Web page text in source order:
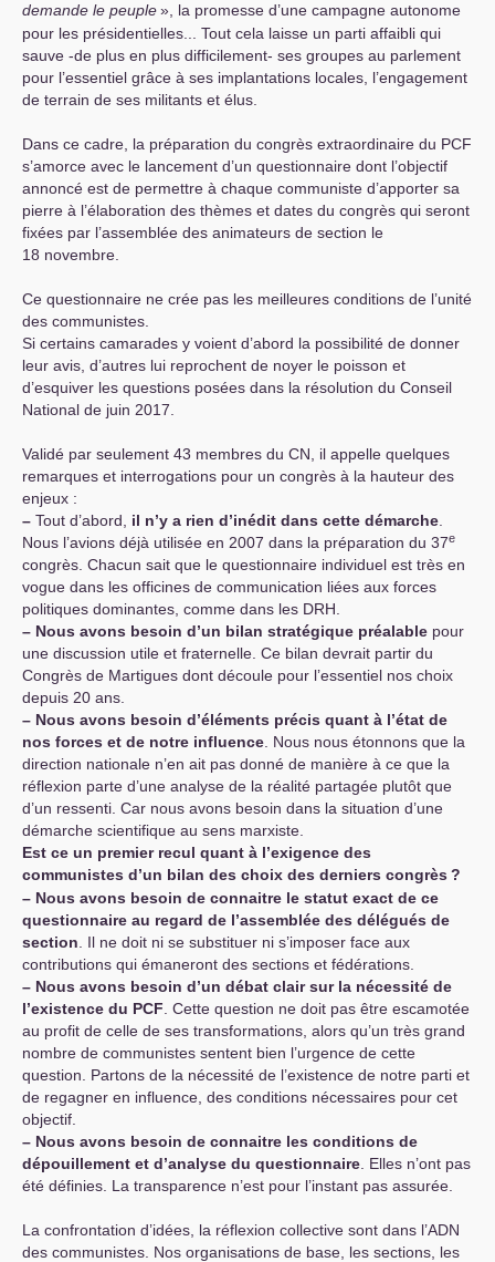
demande le peuple», la promesse d’une campagne autonome
pour les présidentielles... Tout cela laisse un parti affaibli qui
sauve -de plus en plus difficilement- ses groupes au parlement
pour l’essentiel grâce à ses implantations locales, l’engagement
de terrain de ses militants et élus.
Dans ce cadre, la préparation du congrès extraordinaire du PCF
s’amorce avec le lancement d’un questionnaire dont l’objectif
annoncé est de permettre à chaque communiste d’apporter sa
pierre à l’élaboration des thèmes et dates du congrès qui seront
fixées par l’assemblée des animateurs de section le
18 novembre.
Ce questionnaire ne crée pas les meilleures conditions de l’unité
des communistes.
Si certains camarades y voient d’abord la possibilité de donner
leur avis, d’autres lui reprochent de noyer le poisson et
d’esquiver les questions posées dans la résolution du Conseil
National de juin 2017.
Validé par seulement 43 membres du CN , il appelle quelques
remarques et interrogations pour un congrès à la hauteur des
enjeux :
– Tout d’abord, il n’y a rien d’inédit dans cette démarche
Nous l’avions déjà utilisée en 2007 dans la préparation du 37e
congrès. Chacun sait que le questionnaire individuel est très en
vogue dans les officines de communication liées aux forces
politiques dominantes, comme dans les DRH
– Nous avons besoin d’un bilan stratégique préalable pour
une discussion utile et fraternelle. Ce bilan devrait partir du
Congrès de Martigues dont découle pour l’essentiel nos choix
depuis 20 ans.
– Nous avons besoin d’éléments précis quant à l’état de
nos forces et de notre influence . Nous nous étonnons que la
direction nationale n’en ait pas donné de manière à ce que la
réflexion parte d’une analyse de la réalité partagée plutôt que
d’un ressenti. Car nous avons besoin dans la situation d’une
démarche scientifique au sens marxiste.
Est ce un premier recul quant à l’exigence des
communistes d’un bilan des choix des derniers congrès?
– Nous avons besoin de connaitre le statut exact de ce
questionnaire au regard de l’assemblée des délégués de
section . Il ne doit ni se substituer ni s’imposer face aux
contributions qui émaneront des sections et fédérations.
– Nous avons besoin d’un débat clair sur la nécessité de
l’existence du PCF . Cette question ne doit pas être escamotée
au profit de celle de ses transformations, alors qu’un très grand
nombre de communistes sentent bien l’urgence de cette
question. Partons de la nécessité de l’existence de notre parti et
de regagner en influence, des conditions nécessaires pour cet
objectif.
– Nous avons besoin de connaitre les conditions de
dépouillement et d’analyse du questionnaire . Elles n’ont pas
été définies. La transparence n’est pour l’instant pas assurée.
La confrontation d’idées, la réflexion collective sont dans l’ADN
des communistes. Nos organisations de base, les sections, les